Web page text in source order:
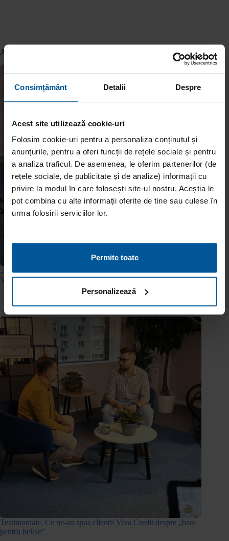
Consimțământ Detalii Despre
Acest site utilizează cookie-uri
Folosim cookie-uri pentru a personaliza conținutul și
anunțurile, pentru a oferi funcții de rețele sociale și pentru
a analiza traficul. De asemenea, le oferim partenerilor (de
rețele sociale, de publicitate și de analize) informații cu
privire la modul în care folosești site-ul nostru. Aceștia le
pot combina cu alte informații oferite de tine sau culese în
urma folosirii serviciilor lor.
Permite toate
Personalizează
Articole similare
„Apeși, primești banii și rezolvi.” Noi testimoniale cu clienții
Viva Credit
Testimoniale. Ce ne-au spus clienții Viva Credit despre „bani
pentru belele”